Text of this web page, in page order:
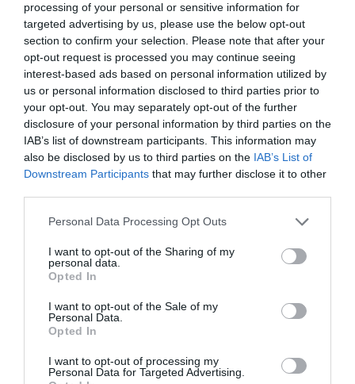
processing of your personal or sensitive information for
targeted advertising by us, please use the below opt-out
section to confirm your selection. Please note that after your
opt-out request is processed you may continue seeing
interest-based ads based on personal information utilized by
us or personal information disclosed to third parties prior to
your opt-out. You may separately opt-out of the further
disclosure of your personal information by third parties on the
IAB’s list of downstream participants. This information may
also be disclosed by us to third parties on the IAB’s List of
Downstream Participants that may further disclose it to other
Personal Data Processing Opt Outs
I want to opt-out of the Sharing of my
personal data.
Opted In
I want to opt-out of the Sale of my
Personal Data.
Opted In
I want to opt-out of processing my
Personal Data for Targeted Advertising.
Tags
concurso El Farmacéutico Joven cine
Destacados
de uso humano: seguridad y
28/07/2026
Récord de comunicaciones para el
NOTICIAS Y NOVEDADES Redacción 31/07/2026